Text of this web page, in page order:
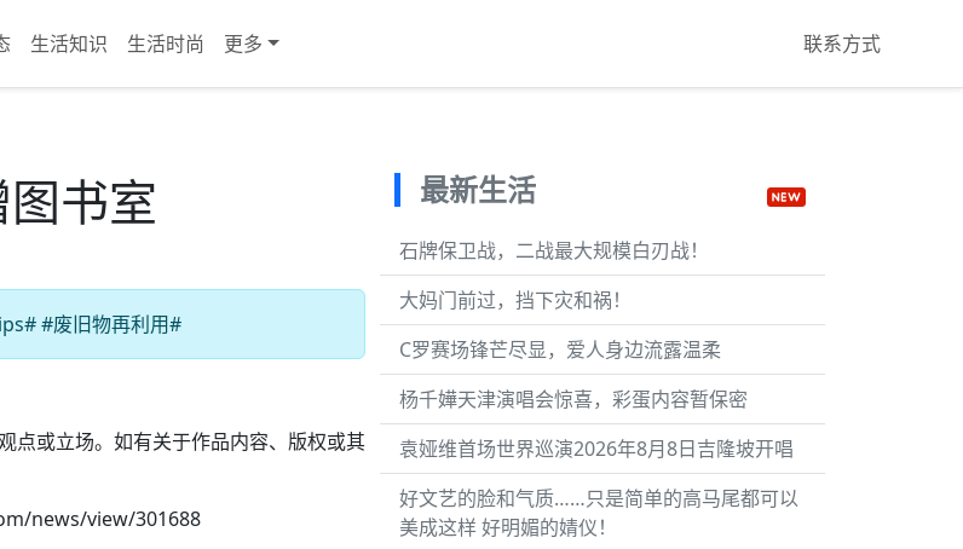
生活知识 生活时尚 更多 联系方式
书室
#废旧物再利用#
点或立场。如有关于作品内容、版权或其
news/view/301688
最新生活
石牌保卫战，二战最大规模白刃战！
大妈门前过，挡下灾和祸！
C罗赛场锋芒尽显，爱人身边流露温柔
杨千嬅天津演唱会惊喜，彩蛋内容暂保密
袁娅维首场世界巡演2026年8月8日吉隆坡开唱
好文艺的脸和气质……只是简单的高马尾都可以
美成这样 好明媚的婧仪！